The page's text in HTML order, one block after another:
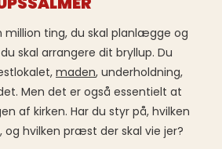
million ting, du skal planlægge og
skal arrangere dit bryllup. Du
maden, underholdning,
Men det er også essentielt at
af kirken. Har du styr på, hvilken
hvilken præst der skal vie jer?